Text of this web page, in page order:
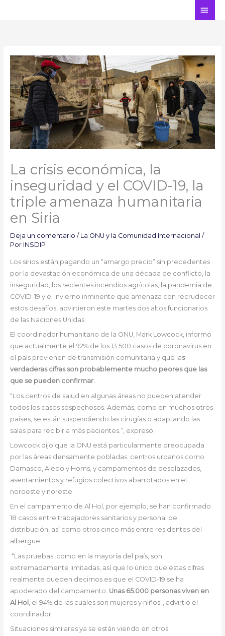
La crisis económica, la
inseguridad y el COVID-19, la
triple amenaza humanitaria
en Siria
Deja un comentario / La ONU y la Comunidad Internacional /
Por INSDIP
Los sirios están pagando un “amargo precio” sin precedentes
por la devastación económica de una década de conflicto, la
inseguridad, los recientes incendios agrícolas, la pandemia de
COVID-19 y el invierno inminente que amenaza con recrudecer
estos desafíos, advirtieron este martes dos altos funcionarios
de las Naciones Unidas.
El coordinador humanitario de la ONU, Mark Lowcock, informó
que actualmente el 92% de los 13.500 casos de coronavirus en
el país provienen de transmisión comunitaria y que las
verdaderas cifras son probablemente mucho peores que las
que se pueden confirmar.
“Los centros de salud en algunas áreas no pueden atender
todos los casos sospechosos. Además, como en muchos otros
países, se están suspendiendo las cirugías o adaptando las
salas para recibir a más pacientes.”, expresó.
Lowcock dijo que la ONU está particularmente preocupada
por las áreas densamente pobladas: centros urbanos como
Damasco, Alepo y Homs, y campamentos de desplazados,
asentamientos y refugios colectivos abarrotados en el
noroeste y noreste.
En el campamento de Al Hol, por ejemplo, se han confirmado
18 casos entre trabajadores sanitarios y personal de
distribución, así como otros cinco más entre residentes del
albergue.
“Las pruebas, como en la mayoría del país, son
extremadamente limitadas, así que lo único que estas cifras
realmente pueden decirnos es que el COVID-19 se ha
apoderado del campamento. Unas 65.000 personas viven en
Al Hol
, el 94% de las cuales son mujeres y niños”, advirtió el
coordinador.
Situaciones similares ya se están viendo en otros